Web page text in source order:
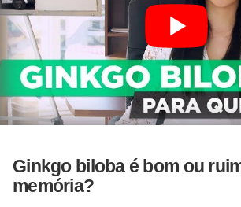
Ginkgo biloba é bom ou
memória?